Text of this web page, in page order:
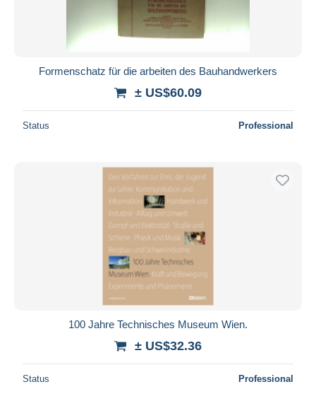
Formenschatz für die arbeiten des Bauhandwerkers
± US$60.09
Status Professional
100 Jahre Technisches Museum Wien.
± US$32.36
Status Professional